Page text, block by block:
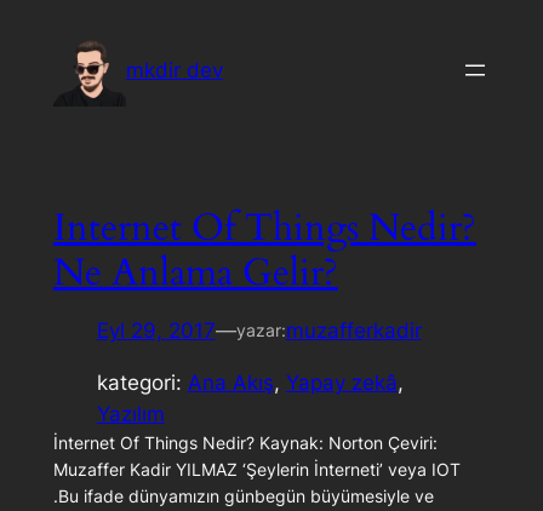
mkdir dev
Internet Of Things Nedir?
Ne Anlama Gelir?
Eyl 29, 2017—yazar:muzafferkadir
kategori: Ana Akış, Yapay zekâ
Yazılım
İnternet Of Things Nedir? Kaynak: Norton Çeviri:
Muzaffer Kadir YILMAZ ‘Şeylerin İnterneti’ veya IOT
.Bu ifade dünyamızın günbegün büyümesiyle ve